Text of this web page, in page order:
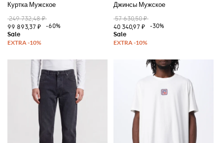
Куртка Мужское
249 732,48 ₽
99 893,37 ₽
-60%
Джинсы Мужское
57 630,50 ₽
40 340,97 ₽
-30%